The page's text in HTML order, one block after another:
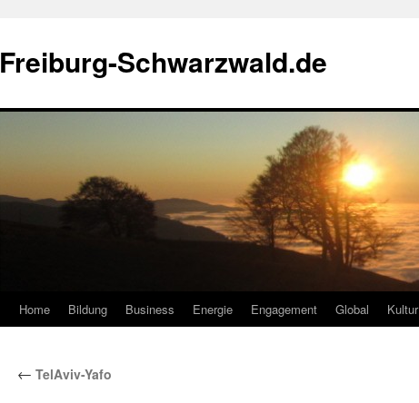
springen
Freiburg-Schwarzwald.de
Home Bildung Business Energie Engagement Global Kultur
← TelAviv-Yafo